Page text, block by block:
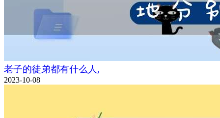
老子的徒弟都有什么人,
2023-10-08